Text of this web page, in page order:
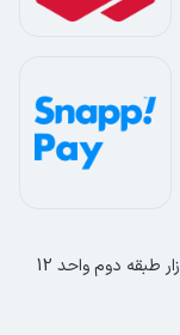
طبقه دوم واحد 12